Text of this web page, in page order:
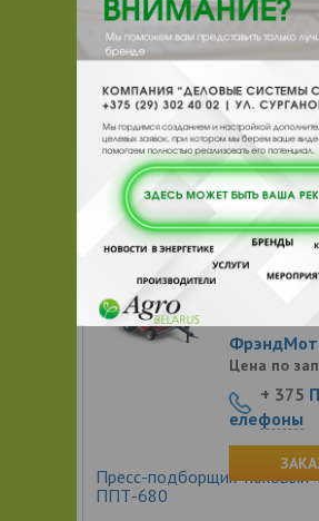
Преимущества: Технические
характеристики высокого
Надежная трансмиссионная
защитой от перегрузок
движение вальцовую
удобный доступ к
механизмам для сервисного
обслуживания;
Пресс-подборщик тюковый
ППТ-680
Цена по
+ 375
елефоны